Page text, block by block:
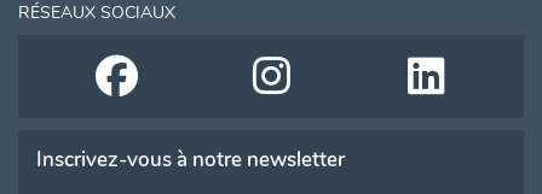
RÉSEAUX SOCIAUX
Inscrivez-vous à notre newsletter